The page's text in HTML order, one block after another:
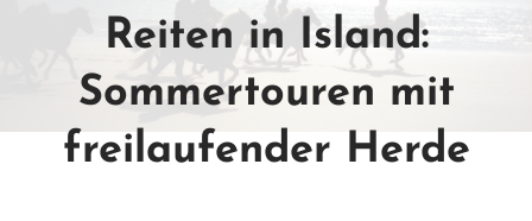
Reiten in Island:
Sommertouren mit
freilaufender Herde